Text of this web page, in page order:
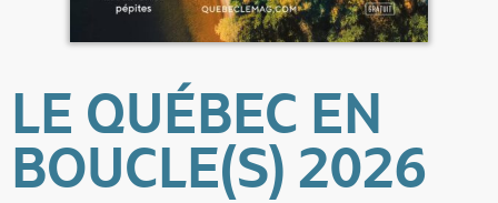
LE QUÉBEC EN
BOUCLE(S) 2026